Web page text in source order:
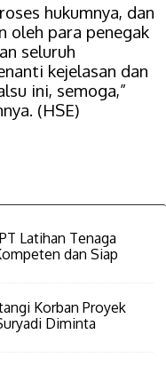
hukumnya, dan
oleh para penegak
seluruh
kejelasan dan
ini, semoga,”
(HSE)
Latihan Tenaga
dan Siap
Korban Proyek
Diminta